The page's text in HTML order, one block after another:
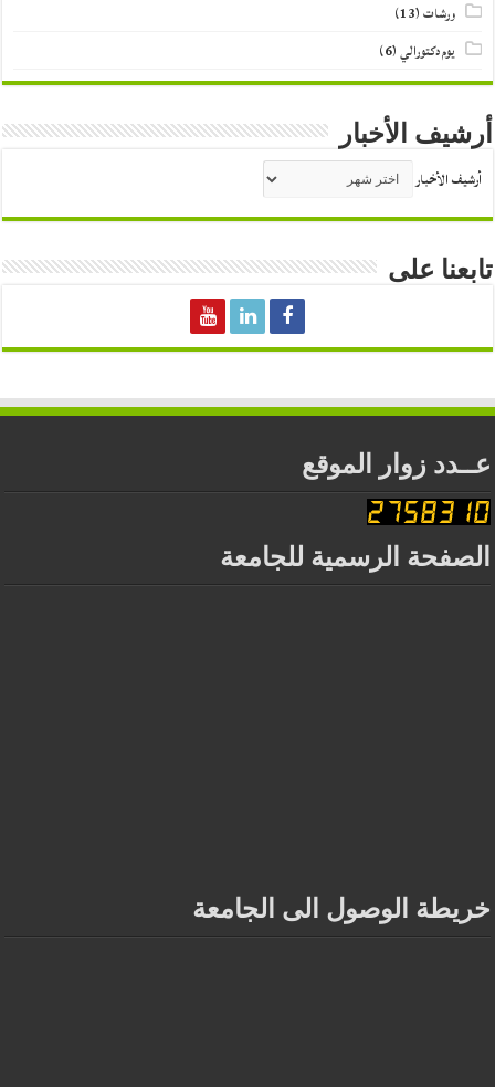
ورشات(13)
يوم دكتورالي(6)
أرشيف الأخبار
أرشيف الأخبار
تابعنا على
عــدد زوار الموقع
الصفحة الرسمية للجامعة
خريطة الوصول الى الجامعة